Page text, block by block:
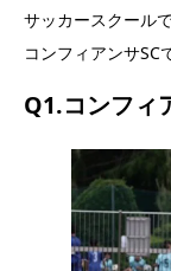
サッカースクール
コンフィアンサSC
Q1.コンフィ